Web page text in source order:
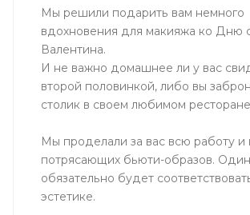
Мы решили подарить вам немного
вдохновения для макияжа ко Дню
Валентина.
И не важно домашнее ли у вас
второй половинкой, либо вы
столик в своем любимом
Мы проделали за вас всю работу и
потрясающих бьюти-образов.
обязательно будет
эстетике.